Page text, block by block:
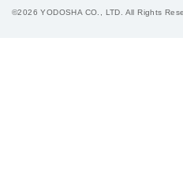
©2026 YODOSHA CO., LTD. All Rights